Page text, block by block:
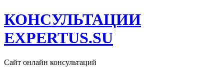
КОНСУЛЬТАЦИИ
EXPERTUS.SU
Сайт онлайн консультаций